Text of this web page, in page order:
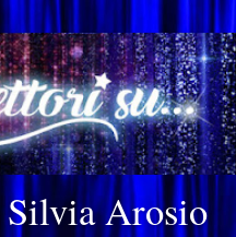
Arosio